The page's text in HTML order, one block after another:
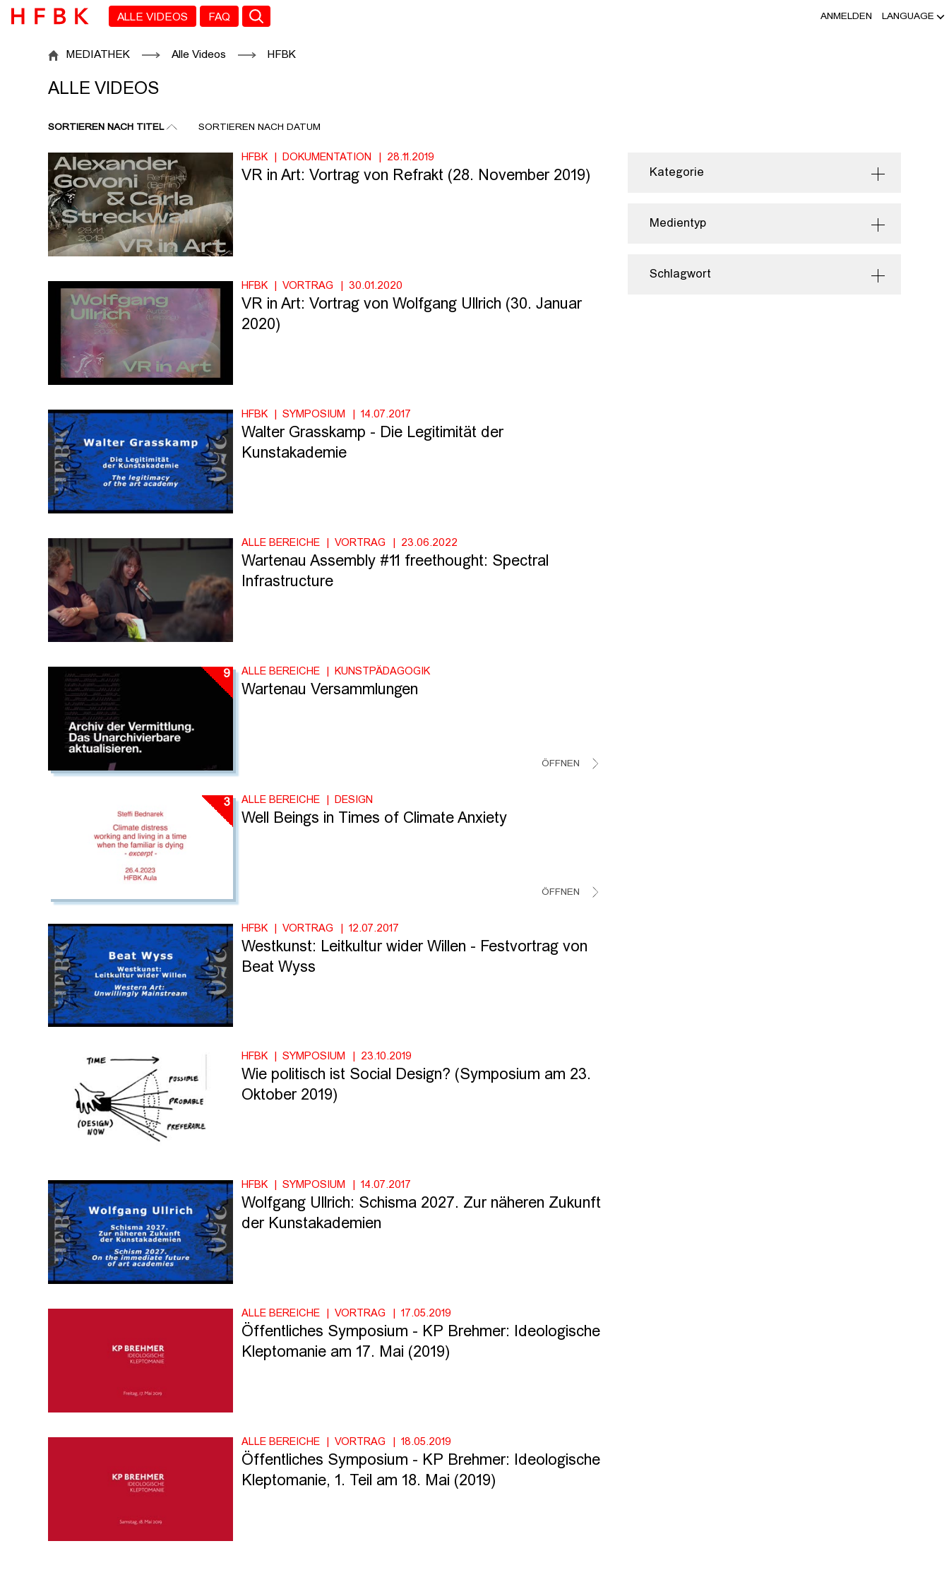
Zu den Filtern
Zur Metanavigation
Zur Hauptnavigation
Zur Suche
Zum Inhalt
Zum Seitenfuss ANMELDEN LANGUAGE
ALLE VIDEOS FAQ
ALLE VIDEOS
MEDIATHEK Alle Videos HFBK
ALLE VIDEOS
SORTIEREN NACH TITEL SORTIEREN NACH DATUM
Kategorie
Medientyp
Schlagwort
HFBK DOKUMENTATION 28.11.2019
VR in Art: Vortrag von Refrakt (28. November 2019)
HFBK VORTRAG 30.01.2020
VR in Art: Vortrag von Wolfgang Ullrich (30. Januar
2020)
HFBK SYMPOSIUM 14.07.2017
Walter Grasskamp - Die Legitimität der
Kunstakademie
ALLE BEREICHE VORTRAG 23.06.2022
Wartenau Assembly #11 freethought: Spectral
Infrastructure
9 ALLE BEREICHE KUNSTPÄDAGOGIK
Wartenau Versammlungen
ÖFFNEN
3 ALLE BEREICHE DESIGN
Well Beings in Times of Climate Anxiety
ÖFFNEN
HFBK VORTRAG 12.07.2017
Westkunst: Leitkultur wider Willen - Festvortrag von
Beat Wyss
HFBK SYMPOSIUM 23.10.2019
Wie politisch ist Social Design? (Symposium am 23.
Oktober 2019)
HFBK SYMPOSIUM 14.07.2017
Wolfgang Ullrich: Schisma 2027. Zur näheren Zukunft
der Kunstakademien
ALLE BEREICHE VORTRAG 17.05.2019
Öffentliches Symposium - KP Brehmer: Ideologische
Kleptomanie am 17. Mai (2019)
ALLE BEREICHE VORTRAG 18.05.2019
Öffentliches Symposium - KP Brehmer: Ideologische
Kleptomanie, 1. Teil am 18. Mai (2019)